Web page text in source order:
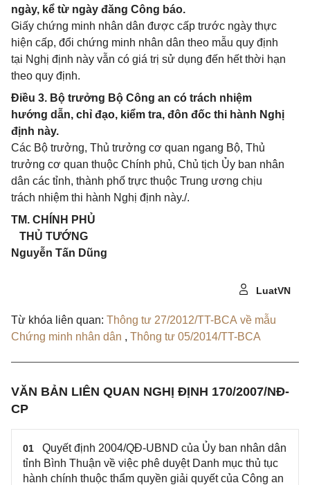
ngày, kể từ ngày đăng Công báo.
Giấy chứng minh nhân dân được cấp trước ngày thực
hiện cấp, đổi chứng minh nhân dân theo mẫu quy định
tại Nghị định này vẫn có giá trị sử dụng đến hết thời hạn
theo quy định.
Điều 3. Bộ trưởng Bộ Công an có trách nhiệm
hướng dẫn, chỉ đạo, kiểm tra, đôn đốc thi hành Nghị
định này.
Các Bộ trưởng, Thủ trưởng cơ quan ngang Bộ, Thủ
trưởng cơ quan thuộc Chính phủ, Chủ tịch Ủy ban nhân
dân các tỉnh, thành phố trực thuộc Trung ­ương chịu
trách nhiệm thi hành Nghị định này./.
TM. CHÍNH PHỦ
THỦ TƯỚNG
Nguyễn Tấn Dũng
LuatVN
Từ khóa liên quan: Thông tư 27/2012/TT-BCA về mẫu
Chứng minh nhân dân , Thông tư 05/2014/TT-BCA
VĂN BẢN LIÊN QUAN NGHỊ ĐỊNH 170/2007/NĐ-
CP
01
Quyết định 2004/QĐ-UBND của Ủy ban nhân dân
tỉnh Bình Thuận về việc phê duyệt Danh mục thủ tục
hành chính thuộc thẩm quyền giải quyết của Công an